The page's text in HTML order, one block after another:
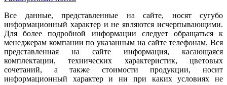
Все данные, представленные на сайте, носят сугубо
информационный характер и не являются исчерпывающими.
Для более подробной информации следует обращаться к
менеджерам компании по указанным на сайте телефонам. Вся
представленная на сайте информация, касающаяся
комплектации, технических характеристик, цветовых
сочетаний, а также стоимости продукции, носит
информационный характер и ни при каких условиях не